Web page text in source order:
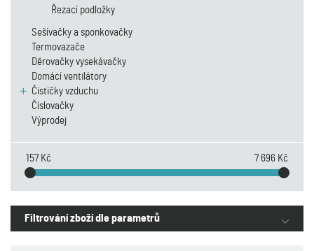
Řezací podložky
Sešívačky a sponkovačky
Termovazače
Děrovačky vysekávačky
Domácí ventilátory
Čističky vzduchu
Číslovačky
Výprodej
157 Kč 7 696 Kč
Filtrování zboží dle parametrů